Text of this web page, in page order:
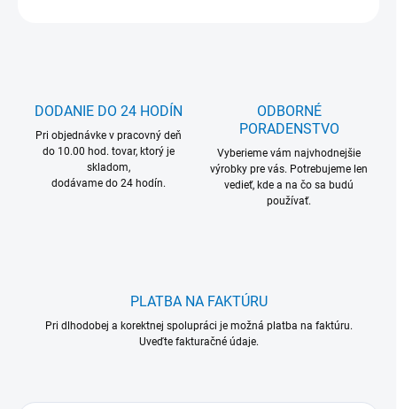
DODANIE DO 24 HODÍN
Pri objednávke v pracovný deň
do 10.00 hod. tovar, ktorý je
skladom,
dodávame do 24 hodín.
ODBORNÉ
PORADENSTVO
Vyberieme vám najvhodnejšie
výrobky pre vás. Potrebujeme len
vedieť, kde a na čo sa budú
používať.
PLATBA NA FAKTÚRU
Pri dlhodobej a korektnej spolupráci je možná platba na faktúru.
Uveďte fakturačné údaje.